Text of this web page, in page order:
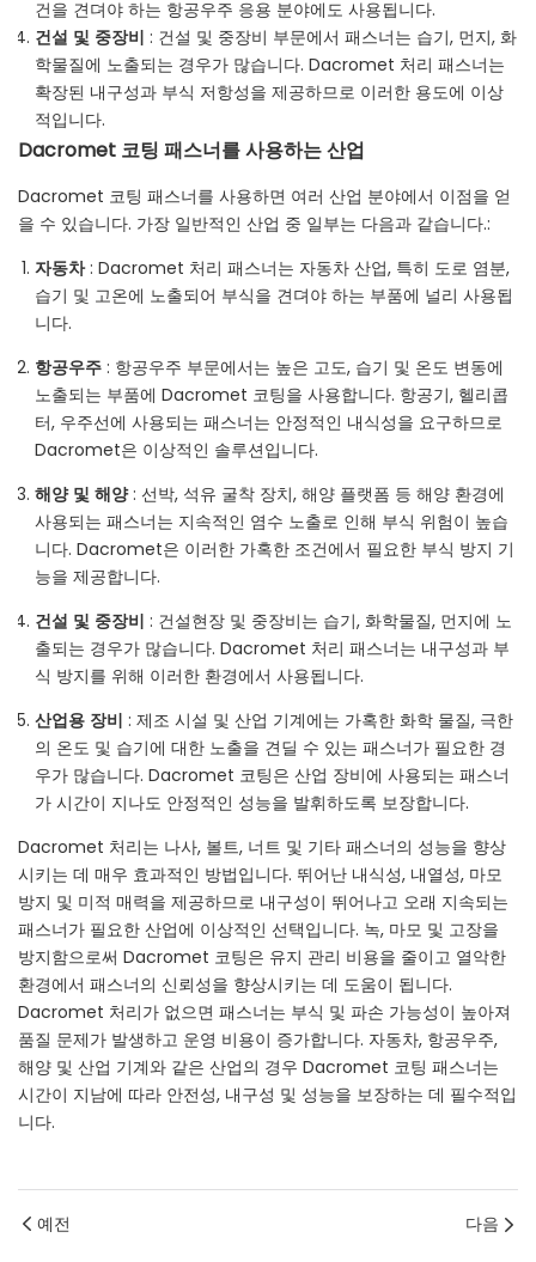
건을 견뎌야 하는 항공우주 응용 분야에도 사용됩니다.
건설 및 중장비 : 건설 및 중장비 부문에서 패스너는 습기, 먼지, 화
학물질에 노출되는 경우가 많습니다. Dacromet 처리 패스너는
확장된 내구성과 부식 저항성을 제공하므로 이러한 용도에 이상
적입니다.
Dacromet 코팅 패스너를 사용하는 산업
Dacromet 코팅 패스너를 사용하면 여러 산업 분야에서 이점을 얻
을 수 있습니다. 가장 일반적인 산업 중 일부는 다음과 같습니다.:
자동차 : Dacromet 처리 패스너는 자동차 산업, 특히 도로 염분,
습기 및 고온에 노출되어 부식을 견뎌야 하는 부품에 널리 사용됩
니다.
항공우주 : 항공우주 부문에서는 높은 고도, 습기 및 온도 변동에
노출되는 부품에 Dacromet 코팅을 사용합니다. 항공기, 헬리콥
터, 우주선에 사용되는 패스너는 안정적인 내식성을 요구하므로
Dacromet은 이상적인 솔루션입니다.
해양 및 해양 : 선박, 석유 굴착 장치, 해양 플랫폼 등 해양 환경에
사용되는 패스너는 지속적인 염수 노출로 인해 부식 위험이 높습
니다. Dacromet은 이러한 가혹한 조건에서 필요한 부식 방지 기
능을 제공합니다.
건설 및 중장비 : 건설현장 및 중장비는 습기, 화학물질, 먼지에 노
출되는 경우가 많습니다. Dacromet 처리 패스너는 내구성과 부
식 방지를 위해 이러한 환경에서 사용됩니다.
산업용 장비 : 제조 시설 및 산업 기계에는 가혹한 화학 물질, 극한
의 온도 및 습기에 대한 노출을 견딜 수 있는 패스너가 필요한 경
우가 많습니다. Dacromet 코팅은 산업 장비에 사용되는 패스너
가 시간이 지나도 안정적인 성능을 발휘하도록 보장합니다.
Dacromet 처리는 나사, 볼트, 너트 및 기타 패스너의 성능을 향상
시키는 데 매우 효과적인 방법입니다. 뛰어난 내식성, 내열성, 마모
방지 및 미적 매력을 제공하므로 내구성이 뛰어나고 오래 지속되는
패스너가 필요한 산업에 이상적인 선택입니다. 녹, 마모 및 고장을
방지함으로써 Dacromet 코팅은 유지 관리 비용을 줄이고 열악한
환경에서 패스너의 신뢰성을 향상시키는 데 도움이 됩니다.
Dacromet 처리가 없으면 패스너는 부식 및 파손 가능성이 높아져
품질 문제가 발생하고 운영 비용이 증가합니다. 자동차, 항공우주,
해양 및 산업 기계와 같은 산업의 경우 Dacromet 코팅 패스너는
시간이 지남에 따라 안전성, 내구성 및 성능을 보장하는 데 필수적입
니다.
예전 다음